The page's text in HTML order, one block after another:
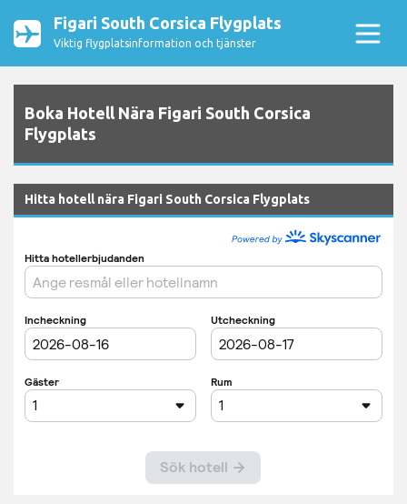
Figari South Corsica Flygplats
Viktig flygplatsinformation och tjänster
Boka Hotell Nära Figari South Corsica
Flygplats
Hitta hotell nära Figari South Corsica Flygplats